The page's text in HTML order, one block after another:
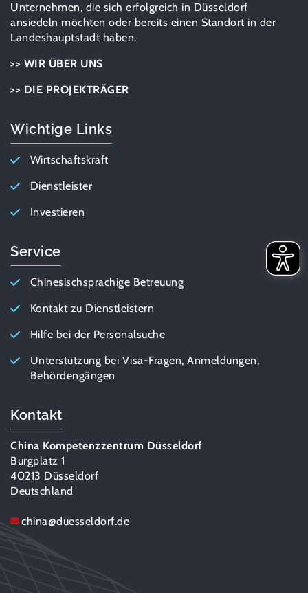
Unternehmen, die sich erfolgreich in Düsseldorf
ansiedeln möchten oder bereits einen Standort in der
Landeshauptstadt haben.
>> WIR ÜBER UNS
>> DIE PROJEKTRÄGER
Wichtige Links
Wirtschaftskraft
Dienstleister
Investieren
Service
Chinesischsprachige Betreuung
Kontakt zu Dienstleistern
Hilfe bei der Personalsuche
Unterstützung bei Visa-Fragen, Anmeldungen,
Behördengängen
Kontakt
China Kompetenzzentrum Düsseldorf
Burgplatz 1
40213 Düsseldorf
Deutschland
china@duesseldorf.de